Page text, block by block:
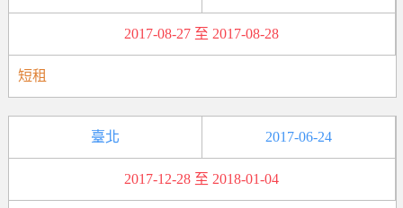
2017-08-27 至 2017-08-28
短租
臺北 2017-06-24
2017-12-28 至 2018-01-04